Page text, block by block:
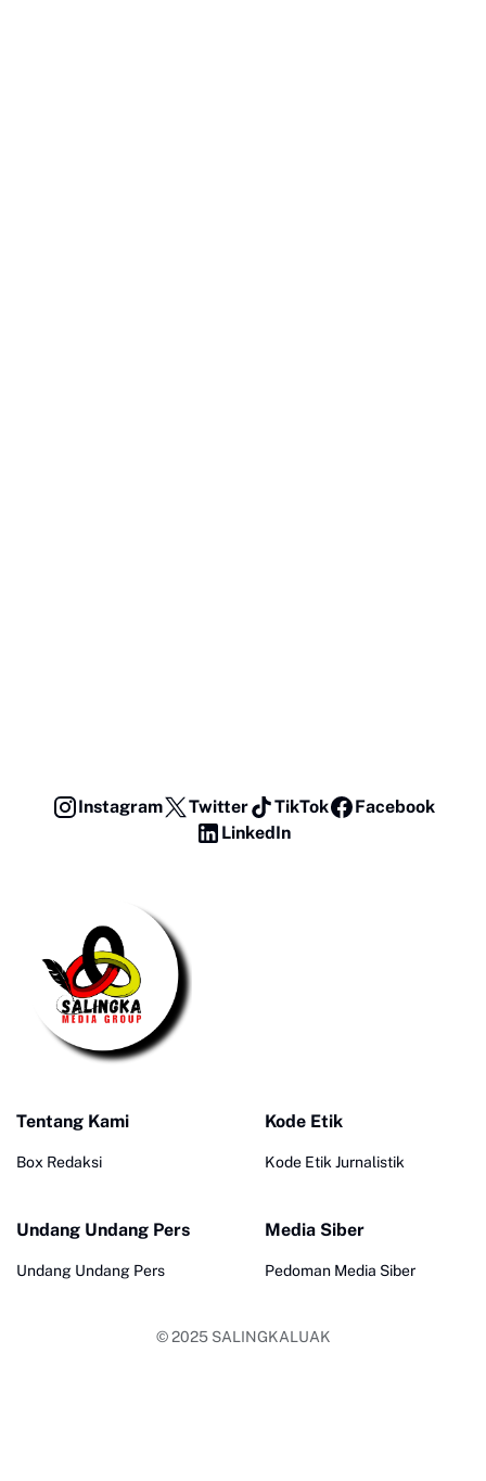
Instagram Twitter TikTok
Facebook
LinkedIn
Tentang Kami
Box Redaksi
Kode Etik
Kode Etik Jurnalistik
Undang Undang Pers
Undang Undang Pers
Media Siber
Pedoman Media Siber
© 2025 SALINGKALUAK